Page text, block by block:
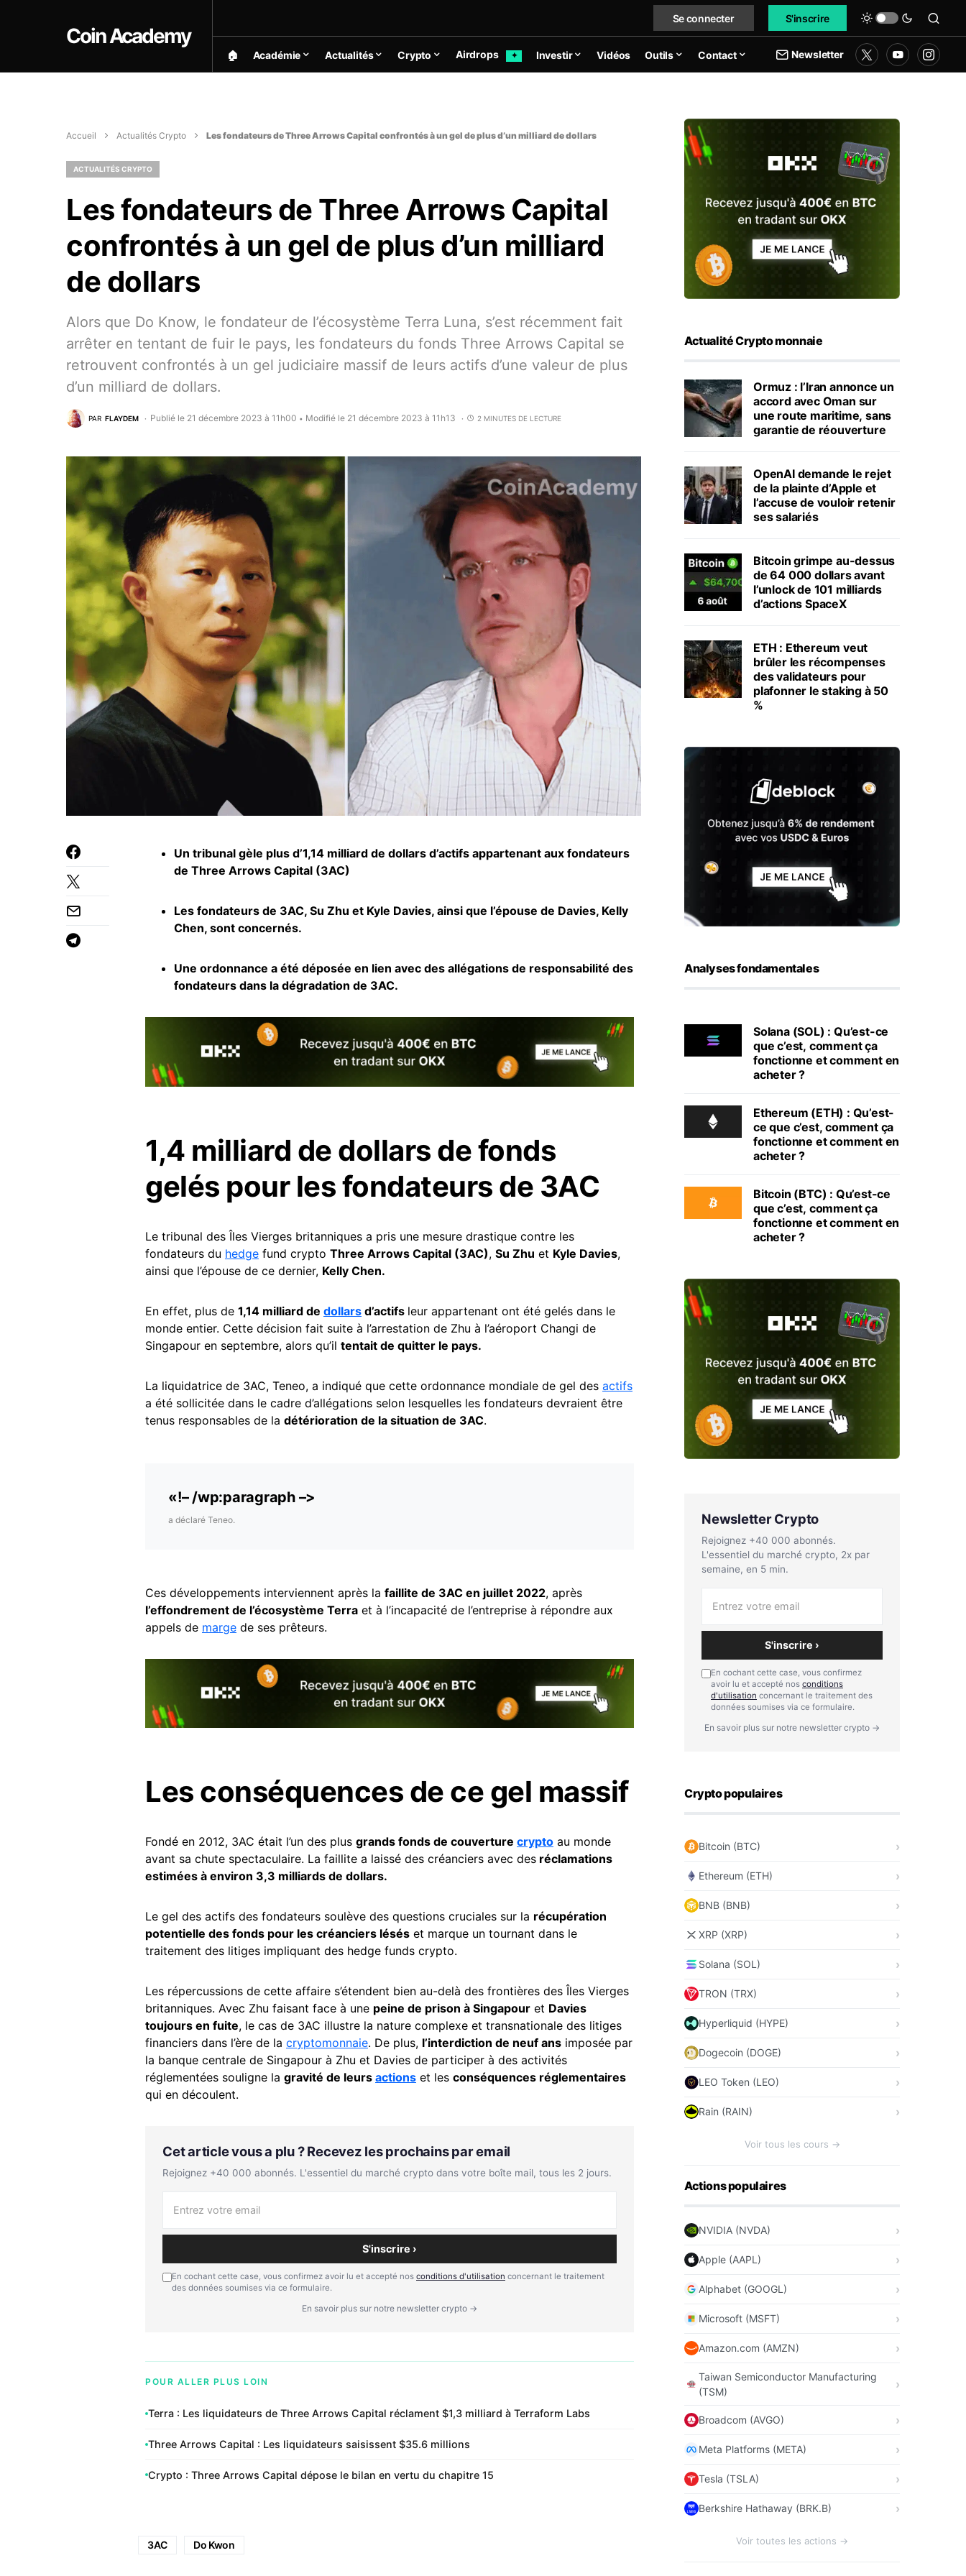
Coin Academy
Se connecter S'inscrire
🏠︎ Académie Actualités Crypto Airdrops ✦ Investir Vidéos Outils Contact Newsletter
Accueil Actualités Crypto Les fondateurs de Three Arrows Capital confrontés à un gel de plus d’un milliard de dollars
ACTUALITÉS CRYPTO
Les fondateurs de Three Arrows Capital
confrontés à un gel de plus d’un milliard
de dollars
Alors que Do Know, le fondateur de l’écosystème Terra Luna, s’est récemment fait
arrêter en tentant de fuir le pays, les fondateurs du fonds Three Arrows Capital se
retrouvent confrontés à un gel judiciaire massif de leurs actifs d’une valeur de plus
d’un milliard de dollars.
PAR FLAYDEM Publié le 21 décembre 2023 à 11h00 • Modifié le 21 décembre 2023 à 11h13 2 MINUTES DE LECTURE
Un tribunal gèle plus d’1,14 milliard de dollars d’actifs appartenant aux fondateurs
de Three Arrows Capital (3AC)
Les fondateurs de 3AC, Su Zhu et Kyle Davies, ainsi que l’épouse de Davies, Kelly
Chen, sont concernés.
Une ordonnance a été déposée en lien avec des allégations de responsabilité des
fondateurs dans la dégradation de 3AC.
1,4 milliard de dollars de fonds
gelés pour les fondateurs de 3AC
Le tribunal des Îles Vierges britanniques a pris une mesure drastique contre les
fondateurs du hedge fund crypto Three Arrows Capital (3AC), Su Zhu et Kyle Davies,
ainsi que l’épouse de ce dernier, Kelly Chen.
En effet, plus de 1,14 milliard de dollars d’actifs leur appartenant ont été gelés dans le
monde entier. Cette décision fait suite à l’arrestation de Zhu à l’aéroport Changi de
Singapour en septembre, alors qu’il tentait de quitter le pays.
La liquidatrice de 3AC, Teneo, a indiqué que cette ordonnance mondiale de gel des actifs
a été sollicitée dans le cadre d’allégations selon lesquelles les fondateurs devraient être
tenus responsables de la détérioration de la situation de 3AC.
«!– /wp:paragraph –>
a déclaré Teneo.
Ces développements interviennent après la faillite de 3AC en juillet 2022, après
l’effondrement de l’écosystème Terra et à l’incapacité de l’entreprise à répondre aux
appels de marge de ses prêteurs.
Les conséquences de ce gel massif
Fondé en 2012, 3AC était l’un des plus grands fonds de couverture crypto au monde
avant sa chute spectaculaire. La faillite a laissé des créanciers avec des réclamations
estimées à environ 3,3 milliards de dollars.
Le gel des actifs des fondateurs soulève des questions cruciales sur la récupération
potentielle des fonds pour les créanciers lésés et marque un tournant dans le
traitement des litiges impliquant des hedge funds crypto.
Les répercussions de cette affaire s’étendent bien au-delà des frontières des Îles Vierges
britanniques. Avec Zhu faisant face à une peine de prison à Singapour et Davies
toujours en fuite, le cas de 3AC illustre la nature complexe et transnationale des litiges
financiers dans l’ère de la cryptomonnaie. De plus, l’interdiction de neuf ans imposée par
la banque centrale de Singapour à Zhu et Davies de participer à des activités
réglementées souligne la gravité de leurs actions et les conséquences réglementaires
qui en découlent.
Cet article vous a plu ? Recevez les prochains par email
Rejoignez +40 000 abonnés. L'essentiel du marché crypto dans votre boîte mail, tous les 2 jours.
S'inscrire ›
En cochant cette case, vous confirmez avoir lu et accepté nos conditions d'utilisation concernant le traitement
des données soumises via ce formulaire.
En savoir plus sur notre newsletter crypto →
POUR ALLER PLUS LOIN
Terra : Les liquidateurs de Three Arrows Capital réclament $1,3 milliard à Terraform Labs
Three Arrows Capital : Les liquidateurs saisissent $35.6 millions
Crypto : Three Arrows Capital dépose le bilan en vertu du chapitre 15
3AC Do Kwon
Actualité Crypto monnaie
Ormuz : l’Iran annonce un
accord avec Oman sur
une route maritime, sans
garantie de réouverture
OpenAI demande le rejet
de la plainte d’Apple et
l’accuse de vouloir retenir
ses salariés
Bitcoin grimpe au-dessus
de 64 000 dollars avant
l’unlock de 101 milliards
d’actions SpaceX
ETH : Ethereum veut
brûler les récompenses
des validateurs pour
plafonner le staking à 50
%
Analyses fondamentales
Solana (SOL) : Qu’est-ce
que c’est, comment ça
fonctionne et comment en
acheter ?
Ethereum (ETH) : Qu’est-
ce que c’est, comment ça
fonctionne et comment en
acheter ?
Bitcoin (BTC) : Qu’est-ce
que c’est, comment ça
fonctionne et comment en
acheter ?
Newsletter Crypto
Rejoignez +40 000 abonnés.
L'essentiel du marché crypto, 2x par
semaine, en 5 min.
S'inscrire ›
En cochant cette case, vous confirmez
avoir lu et accepté nos conditions
d'utilisation concernant le traitement des
données soumises via ce formulaire.
En savoir plus sur notre newsletter crypto →
Crypto populaires
Bitcoin (BTC)
Ethereum (ETH)
BNB (BNB)
XRP (XRP)
Solana (SOL)
TRON (TRX)
Hyperliquid (HYPE)
Dogecoin (DOGE)
LEO Token (LEO)
Rain (RAIN)
Voir tous les cours →
Actions populaires
NVIDIA (NVDA)
Apple (AAPL)
Alphabet (GOOGL)
Microsoft (MSFT)
Amazon.com (AMZN)
Taiwan Semiconductor Manufacturing
(TSM)
Broadcom (AVGO)
Meta Platforms (META)
Tesla (TSLA)
Berkshire Hathaway (BRK.B)
Voir toutes les actions →